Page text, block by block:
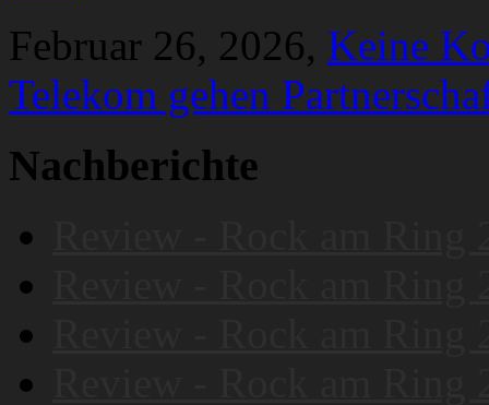
Februar 26, 2026, Keine
Telekom gehen
Nachberichte